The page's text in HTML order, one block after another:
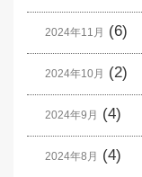
2024年11月 (6)
2024年10月 (2)
2024年9月 (4)
2024年8月 (4)